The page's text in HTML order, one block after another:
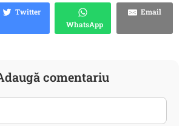
Twitter
WhatsApp
Email
comentariu